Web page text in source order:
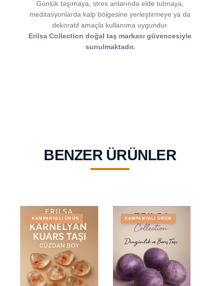
Günlük taşımaya, stres anlarında elde tutmaya,
meditasyonlarda kalp bölgesine yerleştirmeye ya da
dekoratif amaçla kullanıma uygundur.
Erilsa Collection doğal taş markası güvencesiyle
sunulmaktadır.
BENZER ÜRÜNLER
KAMPANYALI ÜRÜN KAMPANYALI ÜRÜN